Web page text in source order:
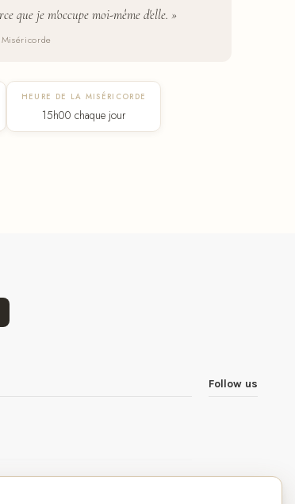
que je m'occupe moi-même d'elle. »
HEURE DE LA MISÉRICORDE
15h00 chaque jour
Follow us